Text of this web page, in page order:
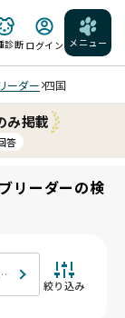
診断 ログイン メニュー
ーダー 四国
み掲載
答
リーダーの検
県 愛媛県 高知県
絞り込み